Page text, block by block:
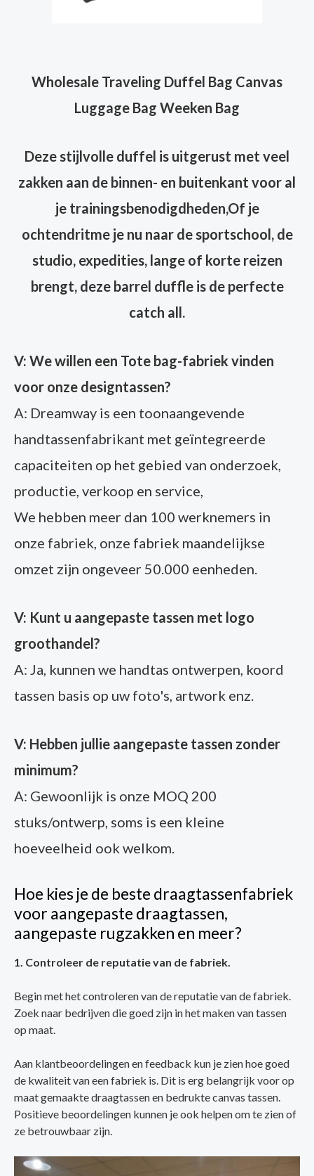
Wholesale Traveling Duffel Bag Canvas
Luggage Bag Weeken Bag
Deze stijlvolle duffel is uitgerust met veel
zakken aan de binnen- en buitenkant voor al
je trainingsbenodigdheden,Of je
ochtendritme je nu naar de sportschool, de
studio, expedities, lange of korte reizen
brengt, deze barrel duffle is de perfecte
catch all.
V: We willen een Tote bag-fabriek vinden
voor onze designtassen?
A: Dreamway is een toonaangevende
handtassenfabrikant met geïntegreerde
capaciteiten op het gebied van onderzoek,
productie, verkoop en service,
We hebben meer dan 100 werknemers in
onze fabriek, onze fabriek maandelijkse
omzet zijn ongeveer 50.000 eenheden.
V: Kunt u aangepaste tassen met logo
groothandel?
A: Ja, kunnen we handtas ontwerpen, koord
tassen basis op uw foto's, artwork enz.
V: Hebben jullie aangepaste tassen zonder
minimum?
A: Gewoonlijk is onze MOQ 200
stuks/ontwerp, soms is een kleine
hoeveelheid ook welkom.
Hoe kies je de beste draagtassenfabriek
voor aangepaste draagtassen,
aangepaste rugzakken en meer?
1. Controleer de reputatie van de fabriek.
Begin met het controleren van de reputatie van de fabriek.
Zoek naar bedrijven die goed zijn in het maken van tassen
op maat.
Aan klantbeoordelingen en feedback kun je zien hoe goed
de kwaliteit van een fabriek is. Dit is erg belangrijk voor op
maat gemaakte draagtassen en bedrukte canvas tassen.
Positieve beoordelingen kunnen je ook helpen om te zien of
ze betrouwbaar zijn.